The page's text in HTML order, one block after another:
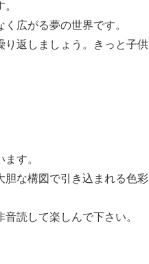
広がる夢の世界です。
り返しましょう。きっと子供
す。
胆な構図で引き込まれる色彩
読して楽しんで下さい。